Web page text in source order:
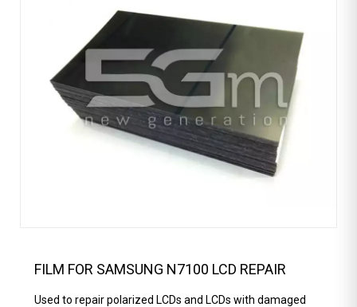
FILM FOR SAMSUNG N7100 LCD REPAIR
Used to repair polarized LCDs and LCDs with damaged